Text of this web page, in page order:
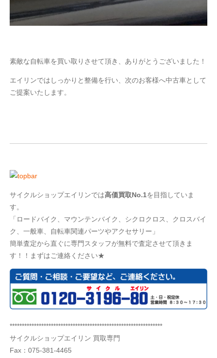
素敵な自転車を買い取りさせて頂き、ありがとうございました！
エイリンではしっかりと整備を行い、次のお客様へ中古車として
ご提案いたします。
サイクルショップエイリンでは高価買取No.1を目指していま
す。
「ロードバイク、マウンテンバイク、シクロクロス、クロスバイ
ク、一般車、自転車関連パーツやアクセサリー」
簡単査定から直ぐに専門スタッフが無料で査定させて頂きま
す！！まずはご連絡ください★
***************************************************************
サイクルショップエイリン 買取専門
Fax：075-381-4465